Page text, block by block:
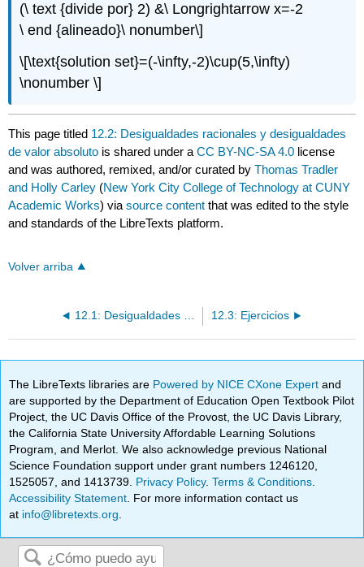
(\ text {divide por} 2) &\ Longrightarrow x=-2
\ end {alineado}\ nonumber\]
\[\text{solution set}=(-\infty,-2)\cup(5,\infty)
\nonumber \]
This page titled 12.2: Desigualdades racionales y desigualdades
de valor absoluto is shared under aCC BY-NC-SA 4.0 license
and was authored, remixed, and/or curated byThomas Tradler
and Holly Carley (New York City College of Technology at CUNY
Academic Works) viasource content that was edited to the style
and standards of the LibreTexts platform.
Volver arriba
12.1: Desigualdades polinomiales 12.3: Ejercicios
The LibreTexts libraries are Powered by NICE CXone Expertand
are supported by the Department of Education Open Textbook Pilot
Project, the UC Davis Office of the Provost, the UC Davis Library,
the California State University Affordable Learning Solutions
Program, and Merlot. We also acknowledge previous National
Science Foundation support under grant numbers 1246120,
1525057, and 1413739. Privacy Policy.Terms & Conditions
Accessibility Statement . For more information contact us
at info@libretexts.org